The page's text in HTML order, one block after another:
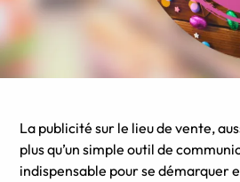
La publicité sur le lieu de vente,
plus qu’un simple outil de
indispensable pour se démarquer